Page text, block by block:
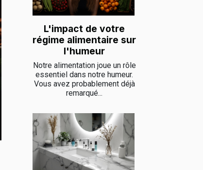
L'impact de votre
régime alimentaire sur
l'humeur
Notre alimentation joue un rôle
essentiel dans notre humeur.
Vous avez probablement déjà
remarqué...